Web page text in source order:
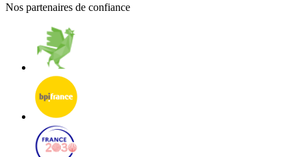
Nos partenaires de confiance